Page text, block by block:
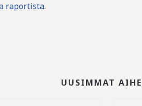
raportista.
UUSIMMAT